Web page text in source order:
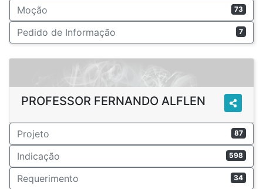
Moção 73
Pedido de Informação 7
PROFESSOR FERNANDO ALFLEN
Projeto 87
Indicação 598
Requerimento 34